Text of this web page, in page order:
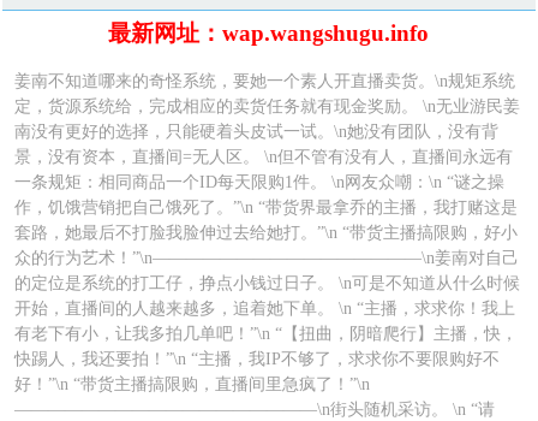
最新网址：wap.wangshugu.info
姜南不知道哪来的奇怪系统，要她一个素人开直播卖货。\n规矩系统
定，货源系统给，完成相应的卖货任务就有现金奖励。 \n无业游民姜
南没有更好的选择，只能硬着头皮试一试。\n她没有团队，没有背
景，没有资本，直播间=无人区。 \n但不管有没有人，直播间永远有
一条规矩：相同商品一个ID每天限购1件。 \n网友众嘲：\n “谜之操
作，饥饿营销把自己饿死了。”\n “带货界最拿乔的主播，我打赌这是
套路，她最后不打脸我脸伸过去给她打。”\n “带货主播搞限购，好小
众的行为艺术！”\n————————————————\n姜南对自己
的定位是系统的打工仔，挣点小钱过日子。 \n可是不知道从什么时候
开始，直播间的人越来越多，追着她下单。 \n “主播，求求你！我上
有老下有小，让我多拍几单吧！”\n “【扭曲，阴暗爬行】主播，快，
快踢人，我还要拍！”\n “主播，我IP不够了，求求你不要限购好不
好！”\n “带货主播搞限购，直播间里急疯了！”\n
——————————————————\n街头随机采访。 \n “请